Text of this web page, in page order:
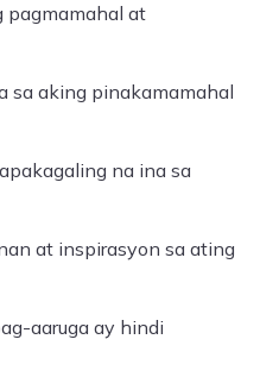
pagmamahal at
sa aking pinakamamahal
na ina sa
at inspirasyon sa ating
aaruga ay hindi